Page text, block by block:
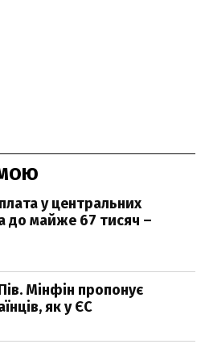
у центральних
до майже 67 тисяч –
Мінфін пропонує
як у ЄС